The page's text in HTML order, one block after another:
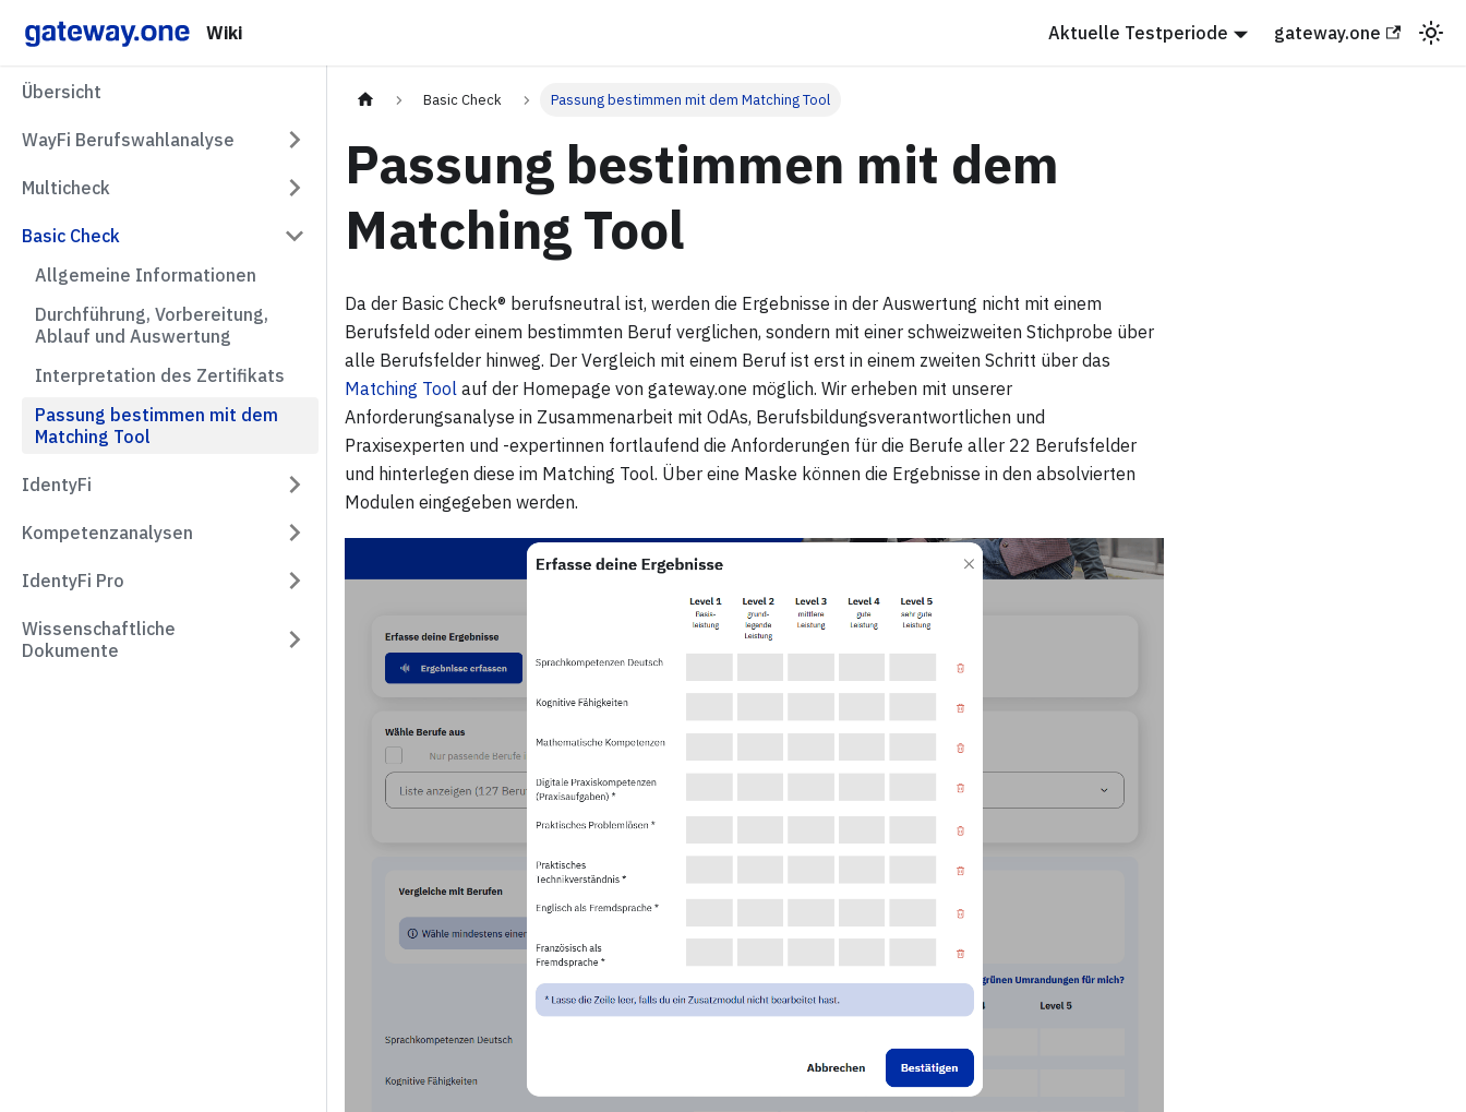
Wiki Aktuelle Testperiode gateway.one
Übersicht
WayFi Berufswahlanalyse
Multicheck
Basic Check
Allgemeine Informationen
Durchführung, Vorbereitung,
Ablauf und Auswertung
Interpretation des Zertifikats
Passung bestimmen mit dem
Matching Tool
IdentyFi
Kompetenzanalysen
IdentyFi Pro
Wissenschaftliche
Dokumente
Basic Check Passung bestimmen mit dem Matching Tool
Passung bestimmen mit dem
Matching Tool
Da der Basic Check® berufsneutral ist, werden die Ergebnisse in der Auswertung nicht mit einem
Berufsfeld oder einem bestimmten Beruf verglichen, sondern mit einer schweizweiten Stichprobe über
alle Berufsfelder hinweg. Der Vergleich mit einem Beruf ist erst in einem zweiten Schritt über das
Matching Tool auf der Homepage von gateway.one möglich. Wir erheben mit unserer
Anforderungsanalyse in Zusammenarbeit mit OdAs, Berufsbildungsverantwortlichen und
Praxisexperten und -expertinnen fortlaufend die Anforderungen für die Berufe aller 22 Berufsfelder
und hinterlegen diese im Matching Tool. Über eine Maske können die Ergebnisse in den absolvierten
Modulen eingegeben werden.